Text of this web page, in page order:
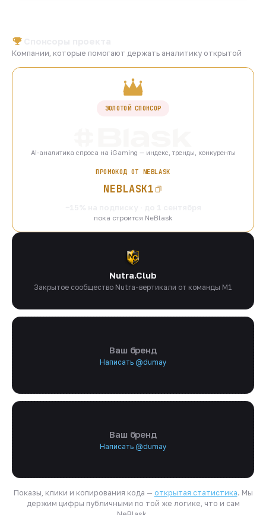
Компании, которые помогают держать аналитику открытой
ЗОЛОТОЙ СПОНСОР
AI-аналитика спроса на iGaming — индекс, тренды, конкуренты
ПРОМОКОД ОТ NEBLASK
NEBLASK1
пока строится NeBlask
Nutra.Club
Закрытое сообщество Nutra-вертикали от команды M1
Ваш бренд
Написать @dumay
Ваш бренд
Написать @dumay
Показы, клики и копирования кода — открытая статистика. Мы
держим цифры публичными по той же логике, что и сам